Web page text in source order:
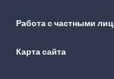
Работа с частными
Карта сайта